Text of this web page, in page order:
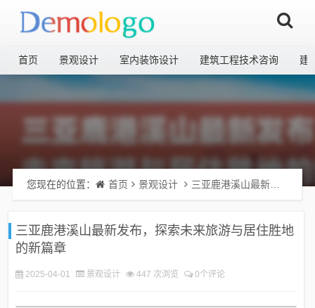
首页 景观设计 室内装饰设计 建筑工程技术咨询 建
您现在的位置： 首页 景观设计 三亚鹿港溪山最新发布，探索未来旅游与居住胜地的新篇章
三亚鹿港溪山最新发布，探索未来旅游与居住胜地
的新篇章
2025-04-01 景观设计 447 次浏览 0个评论